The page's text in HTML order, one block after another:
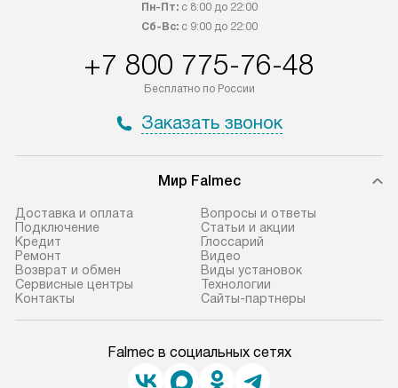
Пн-Пт:с 8:00 до 22:00
Сб-Вс:с 9:00 до 22:00
+7 800 775-76-48
Бесплатно по России
Заказать звонок
Мир Falmec
Доставка и оплата
Подключение
Кредит
Ремонт
Возврат и обмен
Сервисные центры
Контакты
Вопросы и ответы
Статьи и акции
Глоссарий
Видео
Виды установок
Технологии
Сайты-партнеры
Falmec в социальных сетях